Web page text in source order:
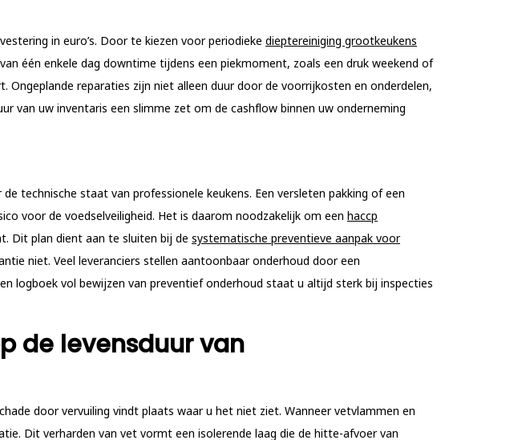
in euro’s. Door te kiezen voor periodieke dieptereiniging grootkeukens
één enkele dag downtime tijdens een piekmoment, zoals een druk weekend of
reparaties zijn niet alleen duur door de voorrijkosten en onderdelen,
van uw inventaris een slimme zet om de cashflow binnen uw onderneming
technische staat van professionele keukens. Een versleten pakking of een
voor de voedselveiligheid. Het is daarom noodzakelijk om een haccp
Dit plan dient aan te sluiten bij de systematische preventieve aanpak voor
niet. Veel leveranciers stellen aantoonbaar onderhoud door een
logboek vol bewijzen van preventief onderhoud staat u altijd sterk bij inspecties
de levensduur van
door vervuiling vindt plaats waar u het niet ziet. Wanneer vetvlammen en
Dit verharden van vet vormt een isolerende laag die de hitte-afvoer van